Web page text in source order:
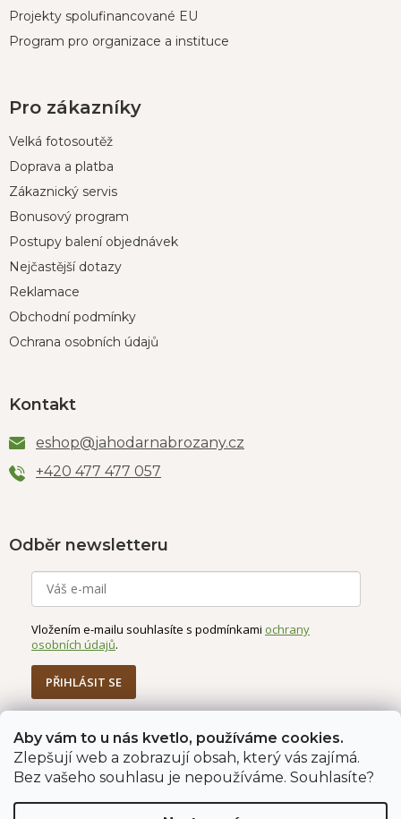
Aby vám to u nás kvetlo, používáme cookies.
Zlepšují web a zobrazují obsah, který vás zajímá.
Bez vašeho souhlasu je nepoužíváme. Souhlasíte?
Projekty spolufinancované EU
Program pro organizace a instituce
Pro zákazníky
Velká fotosoutěž
Doprava a platba
Zákaznický servis
Bonusový program
Postupy balení objednávek
Nejčastější dotazy
Reklamace
Obchodní podmínky
Ochrana osobních údajů
Kontakt
eshop@jahodarnabrozany.cz
+420 477 477 057
Odběr newsletteru
Vložením e-mailu souhlasíte s podmínkami ochrany
osobních údajů.
PŘIHLÁSIT SE
Jahodárna Brozany Obchodní podmínky
Podmínky ochrany údajů